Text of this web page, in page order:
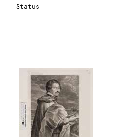
Status